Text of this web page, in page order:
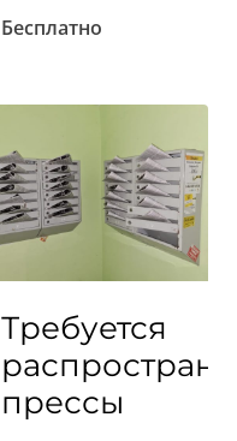
Бесплатно
Требуется
прессы